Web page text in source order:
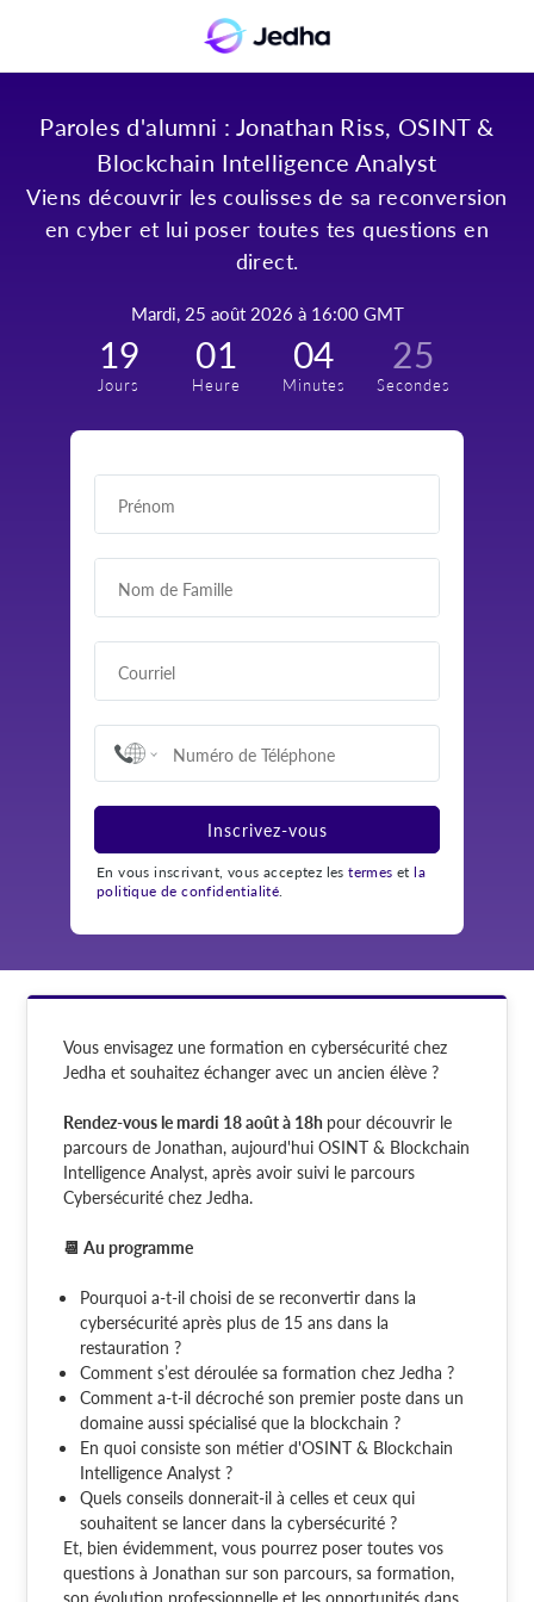
Paroles d'alumni : Jonathan Riss, OSINT &
Blockchain Intelligence Analyst
Viens découvrir les coulisses de sa reconversion
en cyber et lui poser toutes tes questions en
direct.
mardi, 25 août 2026 à 16:00 GMT
19
jours
01
heure
04
minutes
25
secondes
Inscrivez-vous
En vous inscrivant, vous acceptez lestermes etla
politique de confidentialité.
Vous envisagez une formation en cybersécurité chez
Jedha et souhaitez échanger avec un ancien élève ?
Rendez-vous le mardi 18 août à 18h pour découvrir le
parcours de Jonathan, aujourd'hui OSINT & Blockchain
Intelligence Analyst, après avoir suivi le parcours
Cybersécurité chez Jedha.
📆 Au programme
Pourquoi a-t-il choisi de se reconvertir dans la
cybersécurité après plus de 15 ans dans la
restauration ?
Comment s’est déroulée sa formation chez Jedha ?
Comment a-t-il décroché son premier poste dans un
domaine aussi spécialisé que la blockchain ?
En quoi consiste son métier d'OSINT & Blockchain
Intelligence Analyst ?
Quels conseils donnerait-il à celles et ceux qui
souhaitent se lancer dans la cybersécurité ?
Et, bien évidemment, vous pourrez poser toutes vos
questions à Jonathan sur son parcours, sa formation,
son évolution professionnelle et les opportunités dans